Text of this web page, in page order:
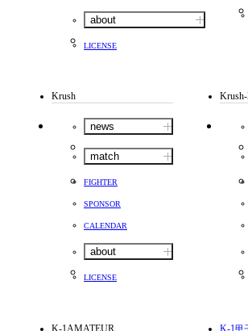
about
LICENSE
Krush
news
match
FIGHTER
SPONSOR
CALENDAR
about
LICENSE
K-1AMATEUR K-1甲